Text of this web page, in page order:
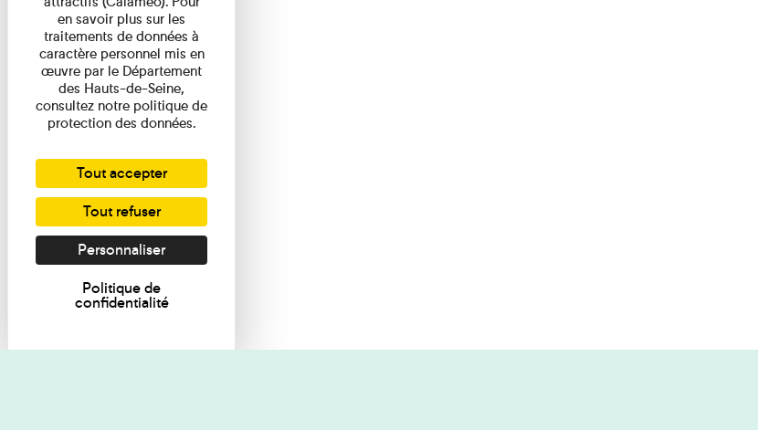
en savoir plus sur les
traitements de données à
caractère personnel mis en
œuvre par le Département
des Hauts-de-Seine,
consultez notre politique de
protection des données.
Tout accepter
Tout refuser
Personnaliser
Politique de
confidentialité